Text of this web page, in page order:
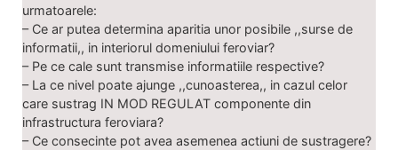
urmatoarele:
– Ce ar putea determina aparitia unor posibile ,,surse de
informatii,, in interiorul domeniului feroviar?
– Pe ce cale sunt transmise informatiile respective?
– La ce nivel poate ajunge ,,cunoasterea,, in cazul celor
care sustrag IN MOD REGULAT componente din
infrastructura feroviara?
– Ce consecinte pot avea asemenea actiuni de sustragere?